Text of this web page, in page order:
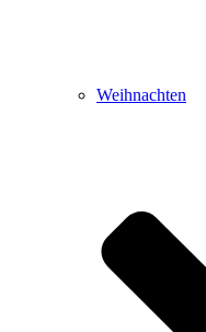
Weihnachten